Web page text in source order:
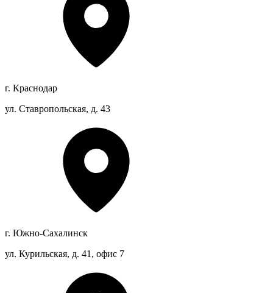
г. Краснодар
ул. Ставропольская, д. 43
г. Южно-Сахалинск
ул. Курильская, д. 41, офис 7